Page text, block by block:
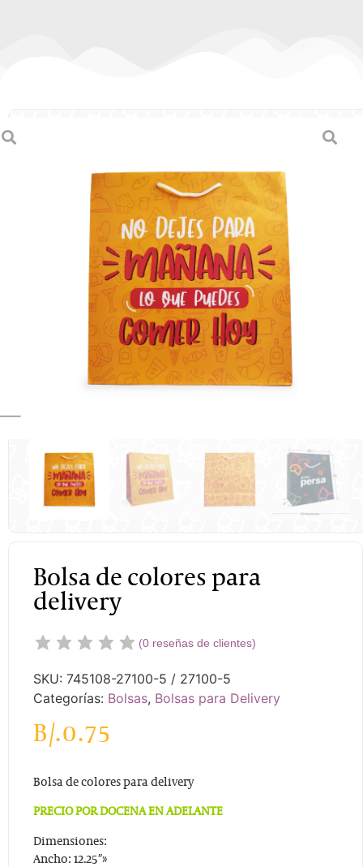
Bolsa de colores para
delivery
(0 reseñas de clientes)
SKU: 745108-27100-5 / 27100-5
Categorías: Bolsas, Bolsas para Delivery
B/.0.75
Bolsa de colores para delivery
PRECIO POR DOCENA EN ADELANTE
Dimensiones:
Ancho: 12.25″»